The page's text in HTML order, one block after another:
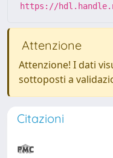
https://
Attenzione
Attenzione! I dati
sottoposti a
Citazioni